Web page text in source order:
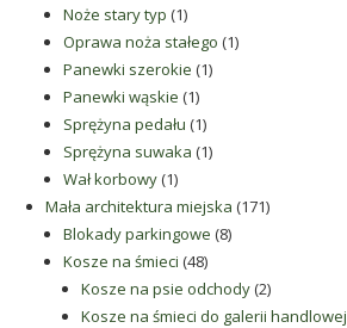
produkt
Noże stary typ 11
produkt
Oprawa noża stałego 11
Panewki szerokie 11
Panewki wąskie 11
produkt
Sprężyna pedału 11
produkt
Sprężyna suwaka 11
Wał korbowy 11
produkt
Mała architektura miejska 171171
Blokady parkingowe 88
Kosze na śmieci 4848
produktów
Kosze na psie odchody 22
produkty
Kosze na śmieci do galerii handlowej